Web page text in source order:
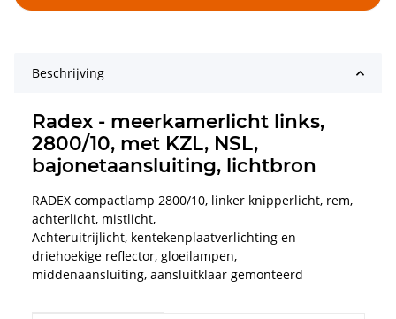
Beschrijving
Radex - meerkamerlicht links,
2800/10, met KZL, NSL,
bajonetaansluiting, lichtbron
RADEX compactlamp 2800/10, linker knipperlicht, rem,
achterlicht, mistlicht,
Achteruitrijlicht, kentekenplaatverlichting en
driehoekige reflector, gloeilampen,
middenaansluiting, aansluitklaar gemonteerd